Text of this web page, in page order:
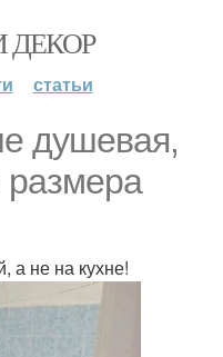
ДЕКОР
статьи
душевая,
размера
а не на кухне!